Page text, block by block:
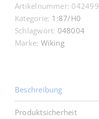
-
brillantblau
1:87
H0
Artikelnummer: 042499
Kategorie: 1:87/H0
Schlagwort: 048004
Marke: Wiking
Beschreibung
Produktsicherheit